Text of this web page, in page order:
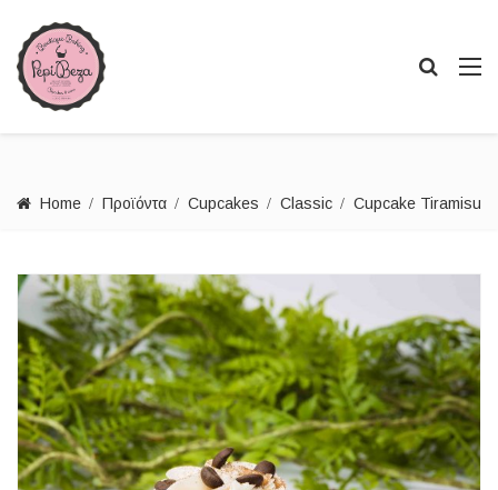
Home Προϊόντα Cupcakes Classic Cupcake Tiramisu